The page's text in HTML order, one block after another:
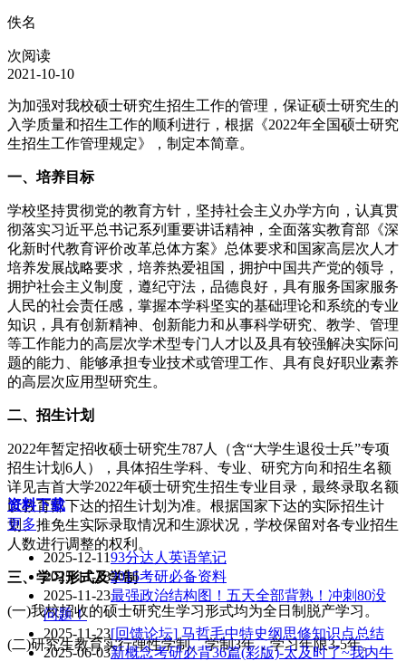
佚名
次阅读
2021-10-10
为加强对我校硕士研究生招生工作的管理，保证硕士研究生的
入学质量和招生工作的顺利进行，根据《2022年全国硕士研究
生招生工作管理规定》，制定本简章。
一、培养目标
学校坚持贯彻党的教育方针，坚持社会主义办学方向，认真贯
彻落实习近平总书记系列重要讲话精神，全面落实教育部《深
化新时代教育评价改革总体方案》总体要求和国家高层次人才
培养发展战略要求，培养热爱祖国，拥护中国共产党的领导，
拥护社会主义制度，遵纪守法，品德良好，具有服务国家服务
人民的社会责任感，掌握本学科坚实的基础理论和系统的专业
知识，具有创新精神、创新能力和从事科学研究、教学、管理
等工作能力的高层次学术型专门人才以及具有较强解决实际问
题的能力、能够承担专业技术或管理工作、具有良好职业素养
的高层次应用型研究生。
二、招生计划
2022年暂定招收硕士研究生787人（含“大学生退役士兵”专项
招生计划6人），具体招生学科、专业、研究方向和招生名额
详见吉首大学2022年硕士研究生招生专业目录，最终录取名额
以教育部下达的招生计划为准。根据国家下达的实际招生计
划、推免生实际录取情况和生源状况，学校保留对各专业招生
人数进行调整的权利。
三、学习形式及学制
(一)我校招收的硕士研究生学习形式均为全日制脱产学习。
(二)研究生教育实行弹性学制。学制3年，学习年限3-5年。
资料下载
更多
2025-12-1193分达人英语笔记
2025-11-232015考研必备资料
2025-11-23最强政治结构图！五天全部背熟！冲刺80没
问题！
2025-11-23[回馈论坛] 马哲毛中特史纲思修知识点总结
2025-06-03新概念考研必背36篇(彩版)-太及时了~我内牛